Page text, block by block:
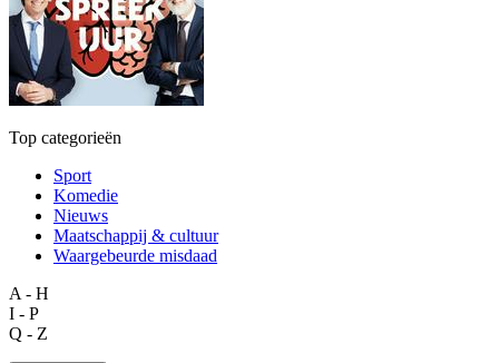
Top categorieën
Sport
Komedie
Nieuws
Maatschappij & cultuur
Waargebeurde misdaad
A - H
I - P
Q - Z